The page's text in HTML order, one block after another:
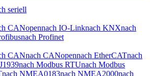
seriell
CANopennach IO-Linknach KNXnach
nach Profinet
CANnach CANopennach EtherCATnach
nach Modbus RTUnach Modbus
nach NMEA0183nach NMEA2000nach